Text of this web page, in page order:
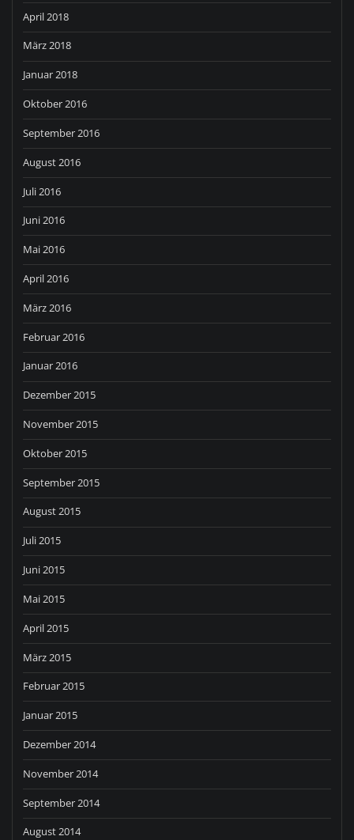
April 2018
März 2018
Januar 2018
Oktober 2016
September 2016
August 2016
Juli 2016
Juni 2016
Mai 2016
April 2016
März 2016
Februar 2016
Januar 2016
Dezember 2015
November 2015
Oktober 2015
September 2015
August 2015
Juli 2015
Juni 2015
Mai 2015
April 2015
März 2015
Februar 2015
Januar 2015
Dezember 2014
November 2014
September 2014
August 2014